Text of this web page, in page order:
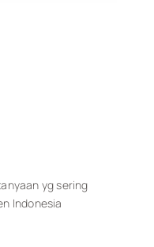
yg sering
Indonesia